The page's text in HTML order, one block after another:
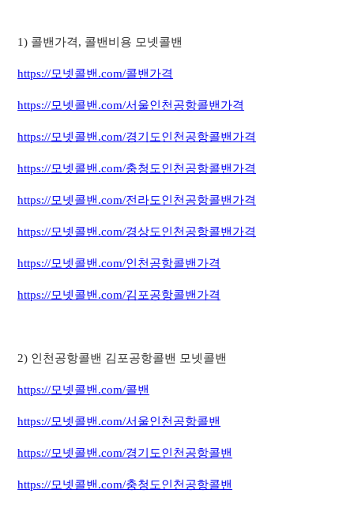
1) 콜밴가격, 콜밴비용 모넷콜밴
https://모넷콜밴.com/콜밴가격
https://모넷콜밴.com/서울인천공항콜밴가격
https://모넷콜밴.com/경기도인천공항콜밴가격
https://모넷콜밴.com/충청도인천공항콜밴가격
https://모넷콜밴.com/전라도인천공항콜밴가격
https://모넷콜밴.com/경상도인천공항콜밴가격
https://모넷콜밴.com/인천공항콜밴가격
https://모넷콜밴.com/김포공항콜밴가격
2) 인천공항콜밴 김포공항콜밴 모넷콜밴
https://모넷콜밴.com/콜밴
https://모넷콜밴.com/서울인천공항콜밴
https://모넷콜밴.com/경기도인천공항콜밴
https://모넷콜밴.com/충청도인천공항콜밴